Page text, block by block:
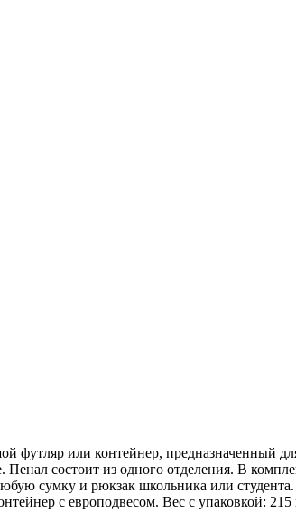
футляр или контейнер, предназначенный
состоит из одного отделения. В
сумку и рюкзак школьника или
с европодвесом. Вес с упаковкой: